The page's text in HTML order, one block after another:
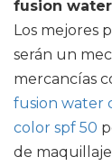
fusion
Los mejores
serán un
mercancías
fusion water
color spf 50
de